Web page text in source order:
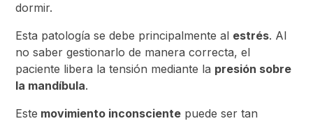
dormir.
Esta patología se debe principalmente al estrés. Al
no saber gestionarlo de manera correcta, el
paciente libera la tensión mediante la presión sobre
la mandíbula.
Este movimiento inconsciente puede ser tan